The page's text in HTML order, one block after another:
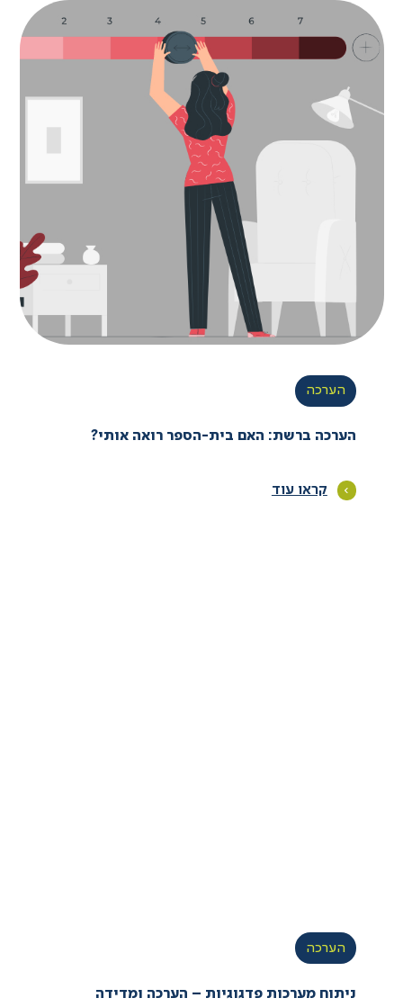
הערכה
הערכה ברשת: האם בית-הספר רואה אותי?
קראו עוד
הערכה
ניתוח מערכות פדגוגיות – הערכה ומדידה